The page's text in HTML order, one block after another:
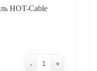
HOT-Cable
- +